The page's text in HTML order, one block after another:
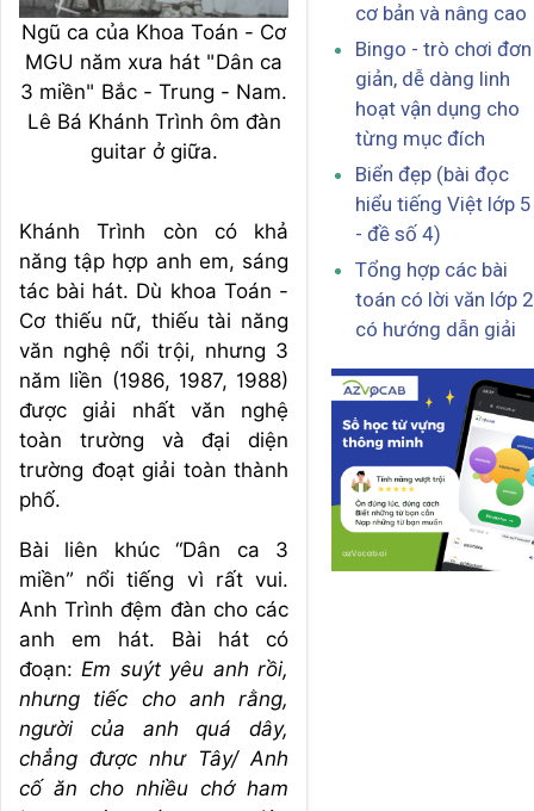
Ngũ ca của Khoa Toán - Cơ
MGU năm xưa hát "Dân ca
3 miền" Bắc - Trung - Nam.
Lê Bá Khánh Trình ôm đàn
guitar ở giữa.
Khánh Trình còn có khả
năng tập hợp anh em, sáng
tác bài hát. Dù khoa Toán -
Cơ thiếu nữ, thiếu tài năng
văn nghệ nổi trội, nhưng 3
năm liền (1986, 1987, 1988)
được giải nhất văn nghệ
toàn trường và đại diện
trường đoạt giải toàn thành
phố.
Bài liên khúc “Dân ca 3
miền” nổi tiếng vì rất vui.
Anh Trình đệm đàn cho các
anh em hát. Bài hát có
đoạn: Em suýt yêu anh rồi,
nhưng tiếc cho anh rằng,
người của anh quá dây,
chẳng được như Tây/ Anh
cố ăn cho nhiều chớ ham
cơ bản và nâng cao
Bingo - trò chơi đơn
giản, dễ dàng linh
hoạt vận dụng cho
từng mục đích
Biển đẹp (bài đọc
hiểu tiếng Việt lớp 5
- đề số 4)
Tổng hợp các bài
toán có lời văn lớp 2
có hướng dẫn giải